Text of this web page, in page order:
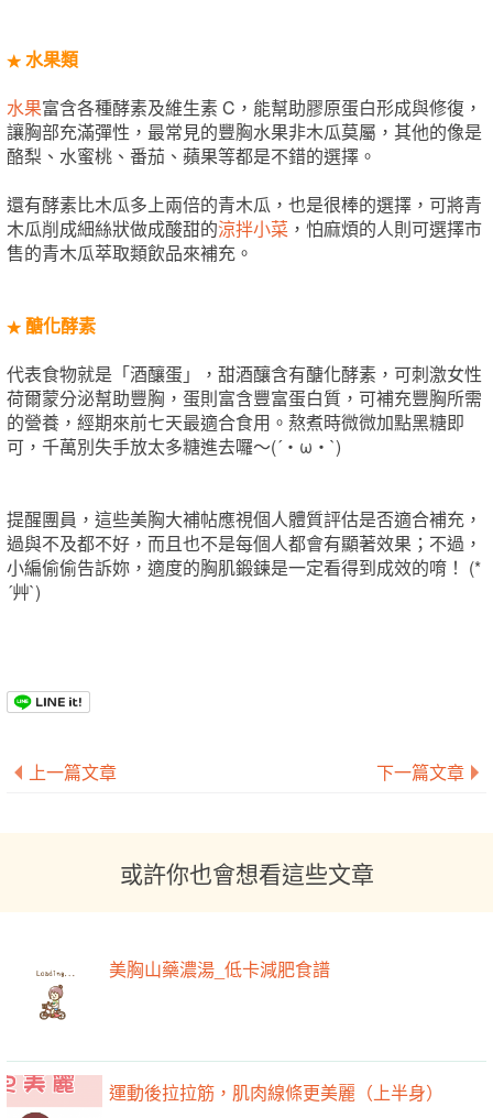
★ 水果類
水果富含各種酵素及維生素 C，能幫助膠原蛋白形成與修復，
讓胸部充滿彈性，最常見的豐胸水果非木瓜莫屬，其他的像是
酪梨、水蜜桃、番茄、蘋果等都是不錯的選擇。
還有酵素比木瓜多上兩倍的青木瓜，也是很棒的選擇，可將青
木瓜削成細絲狀做成酸甜的涼拌小菜 ，怕麻煩的人則可選擇市
售的青木瓜萃取類飲品來補充。
★ 醣化酵素
代表食物就是「酒釀蛋」，甜酒釀含有醣化酵素，可刺激女性
荷爾蒙分泌幫助豐胸，蛋則富含豐富蛋白質，可補充豐胸所需
的營養，經期來前七天最適合食用。熬煮時微微加點黑糖即
可，千萬別失手放太多糖進去囉～(´・ω・`)
提醒團員，這些美胸大補帖應視個人體質評估是否適合補充，
過與不及都不好，而且也不是每個人都會有顯著效果；不過，
小編偷偷告訴妳，適度的胸肌鍛鍊是一定看得到成效的唷！ (*
´艸`)
上一篇文章 下一篇文章
或許你也會想看這些文章
美胸山藥濃湯_低卡減肥食譜
運動後拉拉筋，肌肉線條更美麗（上半身）